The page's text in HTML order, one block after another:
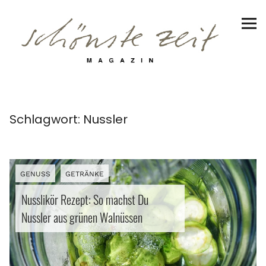
Reiseziele
Genuss
Erlebnisse
FacebookInstagram
PinterestBlueskyThreads
Schlagwort: Nussler
GENUSS GETRÄNKE
Nusslikör Rezept: So machst Du
Nussler aus grünen Walnüssen